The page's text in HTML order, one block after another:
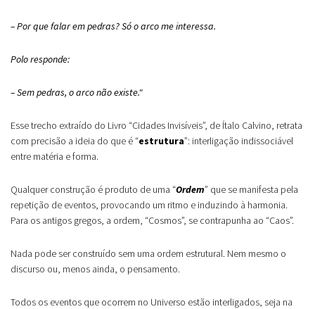
– Por que falar em pedras? Só o arco me interessa.
Polo responde:
– Sem pedras, o arco não existe."
Esse trecho extraído do Livro “Cidades Invisíveis”, de Ítalo Calvino, retrata
com precisão a ideia do que é “estrutura”: interligação indissociável
entre matéria e forma.
Qualquer construção é produto de uma “Ordem” que se manifesta pela
repetição de eventos, provocando um ritmo e induzindo à harmonia.
Para os antigos gregos, a ordem, “Cosmos”, se contrapunha ao “Caos”.
Nada pode ser construído sem uma ordem estrutural. Nem mesmo o
discurso ou, menos ainda, o pensamento.
Todos os eventos que ocorrem no Universo estão interligados, seja na